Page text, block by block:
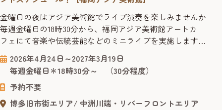
金曜日の夜はアジア美術館でライブ演奏を楽しみませんか
毎週金曜日の18時30分から、福岡アジア美術館アートカ
フェにて音楽や伝統芸能などのミニライブを実施します。
会場内のミュージアムカフェでは、オリジナルブレンド
コーヒーのほか、クラフトビール等のアルコールメニュー
もご用意。 また、金曜夜は20時までアジア美術館が開館し
ています。ドリンクを楽しみながらライブ鑑賞をした後
は、夜のギャラリーでアー...
2026年4月24日～2027年3月19日
毎週金曜日＊18時30分～ （30分程度）
予約不要
博多旧市街エリア
中洲川端・リバーフロントエリア